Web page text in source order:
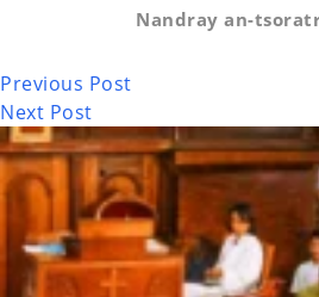
Nandray an-
Previous Post
Next Post